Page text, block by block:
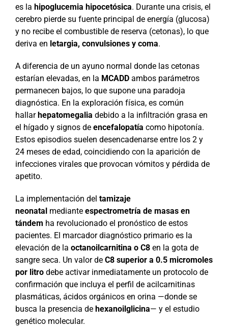
es la hipoglucemia hipocetósica. Durante una crisis, el
cerebro pierde su fuente principal de energía (glucosa)
y no recibe el combustible de reserva (cetonas), lo que
deriva en letargia, convulsiones y coma.
A diferencia de un ayuno normal donde las cetonas
estarían elevadas, en la MCADDambos parámetros
permanecen bajos, lo que supone una paradoja
diagnóstica. En la exploración física, es común
hallarhepatomegalia debido a la infiltración grasa en
el hígado y signos de encefalopatía como hipotonía.
Estos episodios suelen desencadenarse entre los 2 y
24 meses de edad, coincidiendo con la aparición de
infecciones virales que provocan vómitos y pérdida de
apetito.
La implementación del tamizaje
neonatalmediante espectrometría de masas en
tándem ha revolucionado el pronóstico de estos
pacientes. El marcador diagnóstico primario es la
elevación de la octanoilcarnitina o C8en la gota de
sangre seca. Un valor de C8 superior a 0.5 micromoles
por litrodebe activar inmediatamente un protocolo de
confirmación que incluya el perfil de acilcarnitinas
plasmáticas, ácidos orgánicos en orina —donde se
busca la presencia de hexanoilglicina— y el estudio
genético molecular.